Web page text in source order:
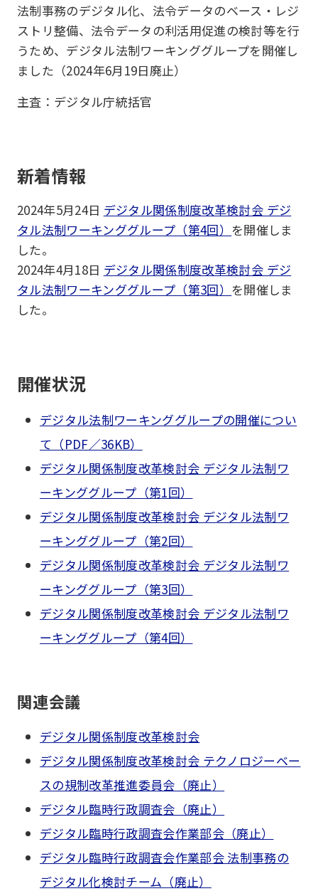
法制事務のデジタル化、法令データのベース・レジ
ストリ整備、法令データの利活用促進の検討等を行
うため、デジタル法制ワーキンググループを開催し
ました（2024年6月19日廃止）
主査：デジタル庁統括官
新着情報
2024年5月24日 デジタル関係制度改革検討会 デジ
タル法制ワーキンググループ（第4回） を開催しま
した。
2024年4月18日 デジタル関係制度改革検討会 デジ
タル法制ワーキンググループ（第3回） を開催しま
した。
開催状況
デジタル法制ワーキンググループの開催につい
て（PDF／36KB）
デジタル関係制度改革検討会 デジタル法制ワ
ーキンググループ（第1回）
デジタル関係制度改革検討会 デジタル法制ワ
ーキンググループ（第2回）
デジタル関係制度改革検討会 デジタル法制ワ
ーキンググループ（第3回）
デジタル関係制度改革検討会 デジタル法制ワ
ーキンググループ（第4回）
関連会議
デジタル関係制度改革検討会
デジタル関係制度改革検討会 テクノロジーベー
スの規制改革推進委員会（廃止）
デジタル臨時行政調査会（廃止）
デジタル臨時行政調査会作業部会（廃止）
デジタル臨時行政調査会作業部会 法制事務の
デジタル化検討チーム（廃止）